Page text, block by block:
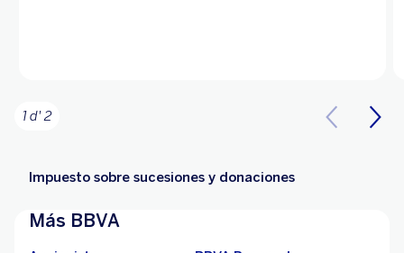
1 d' 2
Impuesto sobre sucesiones y donaciones
Más BBVA